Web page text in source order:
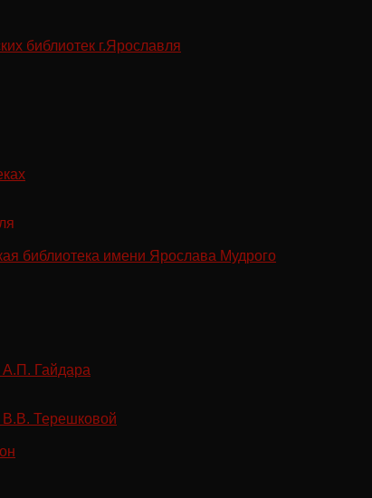
библиотека имени Ярослава Мудрого
Гайдара
Терешковой